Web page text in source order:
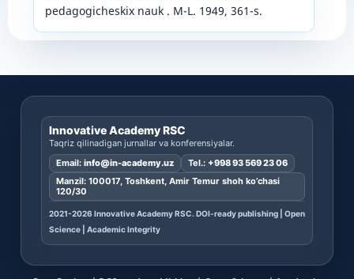
pedagogicheskix nauk . M-L. 1949, 361-s.
Innovative Academy RSC
Taqriz qilinadigan jurnallar va konferensiyalar.
Email: info@in-academy.uz Tel.: +998 93 569 23 06
Manzil: 100017, Toshkent, Amir Temur shoh ko’chasi
120/30
2021-2026 Innovative Academy RSC. DOI-ready publishing | Open
Science | Academic Integrity